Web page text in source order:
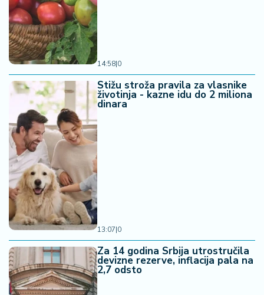
14:58|0
Stižu stroža pravila za vlasnike
životinja - kazne idu do 2 miliona
dinara
13:07|0
Za 14 godina Srbija utrostručila
devizne rezerve, inflacija pala na
2,7 odsto